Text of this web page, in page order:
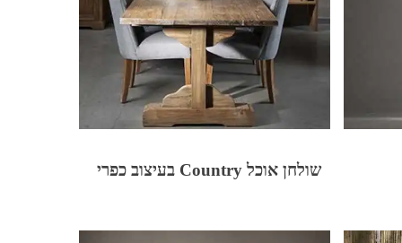
שולחן אוכל Country בעיצוב כפרי